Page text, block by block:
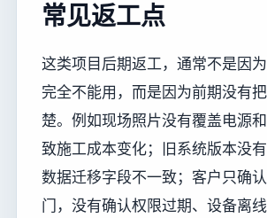
常见返工点
这类项目后期返工，通常不是因
完全不能用，而是因为前期没有
楚。例如现场照片没有覆盖电源
致施工成本变化；旧系统版本没
数据迁移字段不一致；客户只确
门，没有确认权限过期、设备离